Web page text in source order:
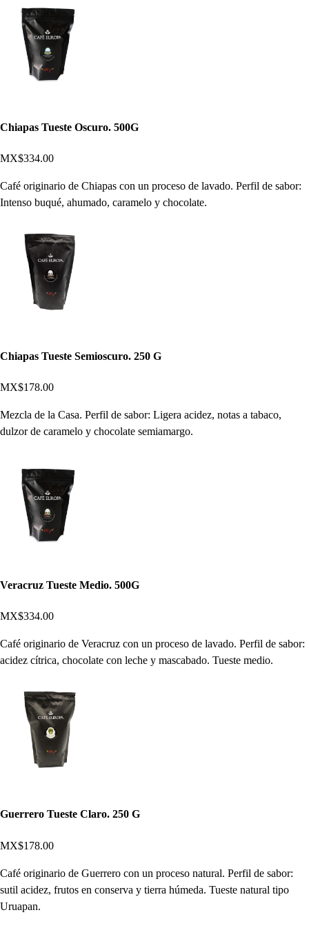
Chiapas Tueste Oscuro. 500G
MX$334.00
Café originario de Chiapas con un proceso de lavado. Perfil de sabor:
Intenso buqué, ahumado, caramelo y chocolate.
Chiapas Tueste Semioscuro. 250 G
MX$178.00
Mezcla de la Casa. Perfil de sabor: Ligera acidez, notas a tabaco,
dulzor de caramelo y chocolate semiamargo.
Veracruz Tueste Medio. 500G
MX$334.00
Café originario de Veracruz con un proceso de lavado. Perfil de sabor:
acidez cítrica, chocolate con leche y mascabado. Tueste medio.
Guerrero Tueste Claro. 250 G
MX$178.00
Café originario de Guerrero con un proceso natural. Perfil de sabor:
sutil acidez, frutos en conserva y tierra húmeda. Tueste natural tipo
Uruapan.